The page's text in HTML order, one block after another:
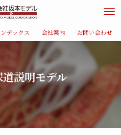
デックス 会社案内 お問い合わせ
説明モデル